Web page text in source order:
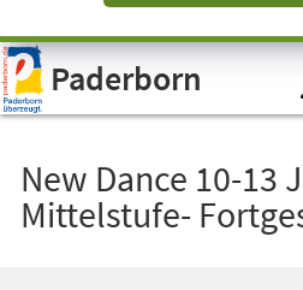
Visuelle
Assistenzsoftware
öffnen.Paderborn
New Dance 10-13
Mittelstufe-